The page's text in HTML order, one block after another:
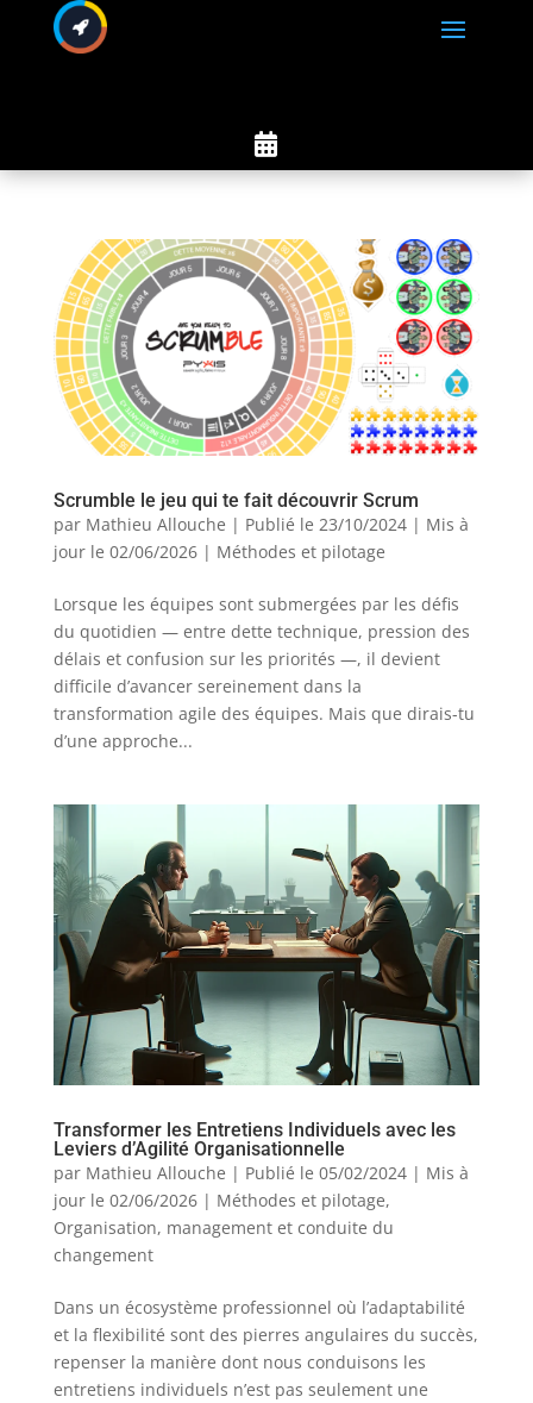

Scrumble le jeu qui te fait découvrir Scrum
par Mathieu Allouche | Publié le 23/10/2024 | Mis à
jour le 02/06/2026| Méthodes et pilotage
Lorsque les équipes sont submergées par les défis
du quotidien — entre dette technique, pression des
délais et confusion sur les priorités —, il devient
difficile d’avancer sereinement dans la
transformation agile des équipes. Mais que dirais-tu
d’une approche...
Transformer les Entretiens Individuels avec les
Leviers d’Agilité Organisationnelle
par Mathieu Allouche | Publié le 05/02/2024 | Mis à
jour le 02/06/2026| Méthodes et pilotage,
Organisation, management et conduite du
changement
Dans un écosystème professionnel où l’adaptabilité
et la flexibilité sont des pierres angulaires du succès,
repenser la manière dont nous conduisons les
entretiens individuels n’est pas seulement une